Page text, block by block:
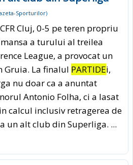
Sporturilor)
Cluj, 0-5 pe teren propriu
a turului al treilea
League, a provocat un
Gruia. La finalul PARTIDEi,
nu doar ca a anuntat
Antonio Folha, ci a lasat
calcul inclusiv retragerea de
un alt club din Superliga. ...